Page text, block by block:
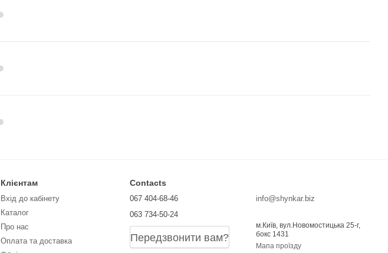
Клієнтам
Вхід до кабінету
Каталог
Про нас
Оплата та доставка
Contacts
067 404-68-46
063 734-50-24
Передзвонити вам?
info@shynkar.biz
м.Київ, вул.Новомостицька 25-г,
бокс 1431
Мапа проїзду